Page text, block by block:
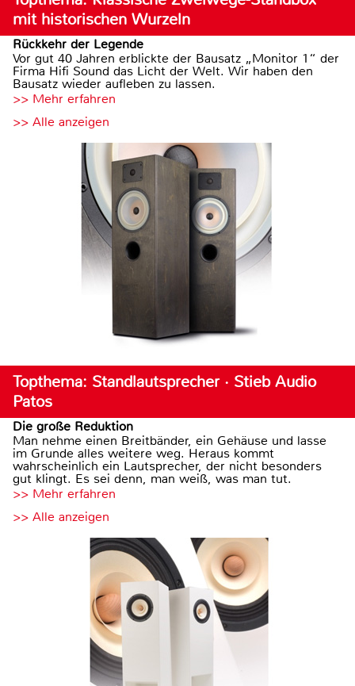
mit historischen Wurzeln
Rückkehr der Legende
Vor gut 40 Jahren erblickte der Bausatz „Monitor 1“ der
Firma Hifi Sound das Licht der Welt. Wir haben den
Bausatz wieder aufleben zu lassen.
>> Mehr erfahren
>> Alle anzeigen
Topthema: Standlautsprecher · Stieb Audio
Patos
Die große Reduktion
Man nehme einen Breitbänder, ein Gehäuse und lasse
im Grunde alles weitere weg. Heraus kommt
wahrscheinlich ein Lautsprecher, der nicht besonders
gut klingt. Es sei denn, man weiß, was man tut.
>> Mehr erfahren
>> Alle anzeigen